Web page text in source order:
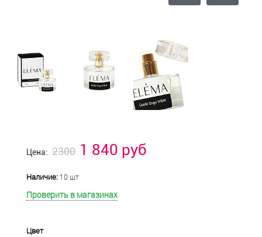
Цена: 2300 1 840 руб
Наличие: 10 шт
Проверить в магазинах
Цвет